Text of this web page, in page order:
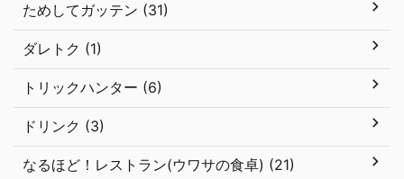
ためしてガッテン (31)
ダレトク (1)
トリックハンター (6)
ドリンク (3)
なるほど！レストラン(ウワサの食卓) (21)